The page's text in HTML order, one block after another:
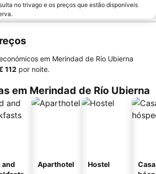
no trivago e os preços que estão disponíveis
em Merindad de Río Ubierna
112 por noite.
em Merindad de Río Ubierna
and
Aparthotel Hostel